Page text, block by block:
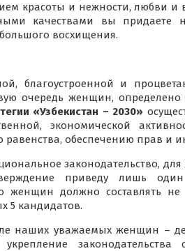
красоты и нежности, любви и
качествами вы придаете
восхищения.
благоустроенной и
очередь женщин,
«Узбекистан – 2030»
экономической
равенства, обеспечению прав и
законодательство,
приведу лишь
женщин должно составлять
5 кандидатов.
наших уважаемых женщин –
законодательства